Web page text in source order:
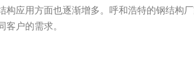
构应用方面也逐渐增多。呼和浩特的钢结构
客户的需求。